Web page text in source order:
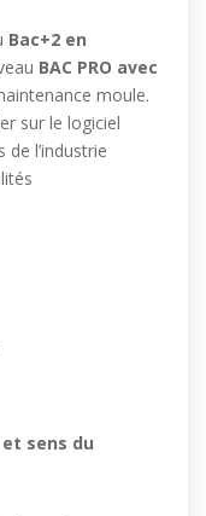
Bac+2 en
BAC PRO avec
moule.
sur le logiciel
l’industrie
et sens du